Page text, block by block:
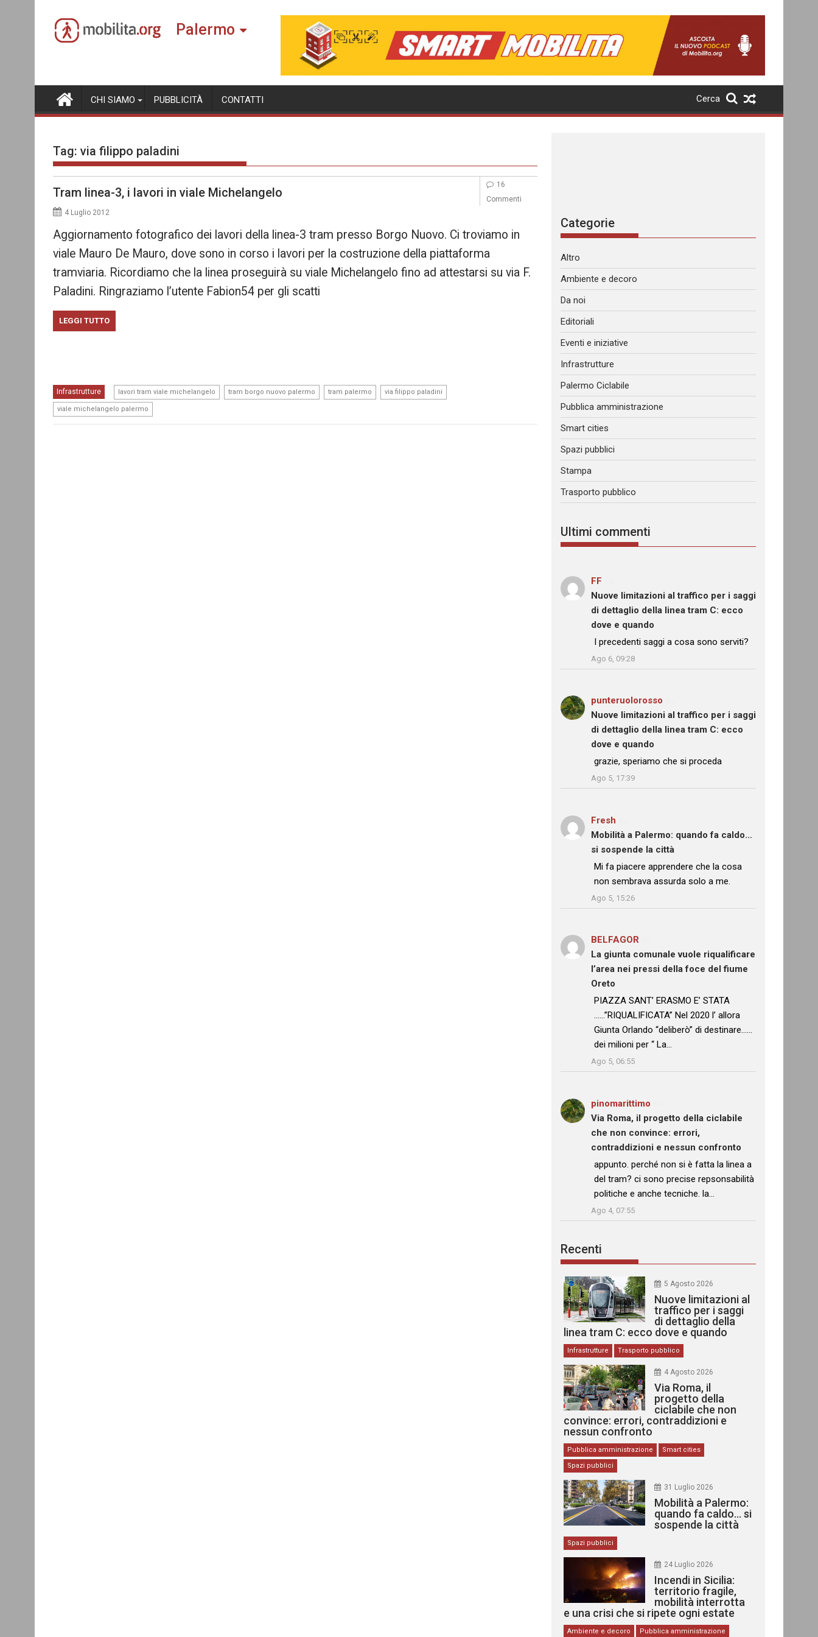
content
Palermo
CHI SIAMO PUBBLICITÀ CONTATTI Cerca
Tag: via filippo paladini
Tram linea-3, i lavori in viale Michelangelo
4 Luglio 2012
Aggiornamento fotografico dei lavori della linea-3 tram presso Borgo Nuovo. Ci troviamo in
viale Mauro De Mauro, dove sono in corso i lavori per la costruzione della piattaforma
tramviaria. Ricordiamo che la linea proseguirà su viale Michelangelo fino ad attestarsi su via F.
Paladini. Ringraziamo l’utente Fabion54 per gli scatti
LEGGI TUTTO
Infrastrutture lavori tram viale michelangelo tram borgo nuovo palermo tram palermo via filippo paladini
viale michelangelo palermo
16
Commenti
Categorie
Altro
Ambiente e decoro
Da noi
Editoriali
Eventi e iniziative
Infrastrutture
Palermo Ciclabile
Pubblica amministrazione
Smart cities
Spazi pubblici
Stampa
Trasporto pubblico
Ultimi commenti
FF
Nuove limitazioni al traffico per i saggi
di dettaglio della linea tram C: ecco
dove e quando
: “I precedenti saggi a cosa sono serviti?
Ago 6, 09:28
punteruolorosso
Nuove limitazioni al traffico per i saggi
di dettaglio della linea tram C: ecco
dove e quando
: “
grazie, speriamo che si proceda
Ago 5, 17:39
Fresh
Mobilità a Palermo: quando fa caldo…
si sospende la città
: “
Mi fa piacere apprendere che la cosa
non sembrava assurda solo a me.
Ago 5, 15:26
BELFAGOR
La giunta comunale vuole riqualificare
l’area nei pressi della foce del fiume
Oreto
: “
PIAZZA SANT’ ERASMO E’ STATA
……”RIQUALIFICATA” Nel 2020 l’ allora
Giunta Orlando “deliberò” di destinare……
dei milioni per “ La…
Ago 5, 06:55
pinomarittimo
Via Roma, il progetto della ciclabile
che non convince: errori,
contraddizioni e nessun confronto
: “
appunto. perché non si è fatta la linea a
del tram? ci sono precise repsonsabilità
politiche e anche tecniche. la…
Ago 4, 07:55
Recenti
5 Agosto 2026
Nuove limitazioni al
traffico per i saggi
di dettaglio della
linea tram C: ecco dove e quando
Infrastrutture Trasporto pubblico
4 Agosto 2026
Via Roma, il
progetto della
ciclabile che non
convince: errori, contraddizioni e
nessun confronto
Pubblica amministrazione
Smart cities
Spazi pubblici
31 Luglio 2026
Mobilità a Palermo:
quando fa caldo… si
sospende la città
Spazi pubblici
24 Luglio 2026
Incendi in Sicilia:
territorio fragile,
mobilità interrotta
e una crisi che si ripete ogni estate
Ambiente e decoro Pubblica amministrazione